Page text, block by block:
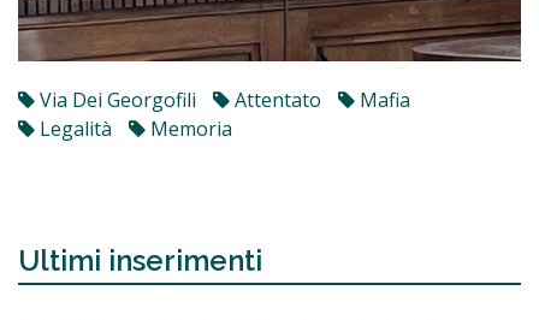
Via Dei Georgofili Attentato
Mafia
Legalità
Memoria
Ultimi inserimenti